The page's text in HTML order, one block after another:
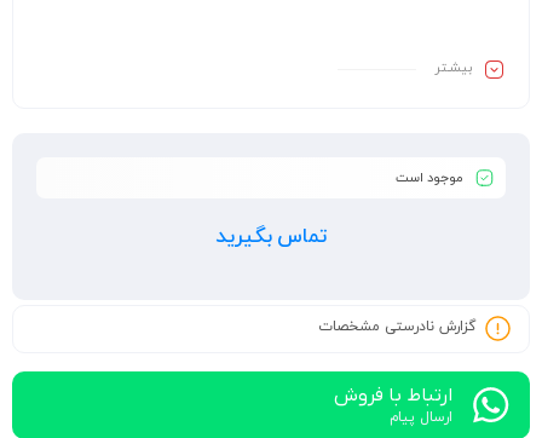
بیشـتر
موجود است
تماس بگیرید
گزارش نادرستی مشخصات
ارتباط با فروش
ارسال پیام